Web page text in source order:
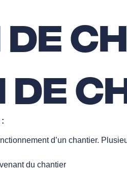
de
de
d’un chantier.
du chantier